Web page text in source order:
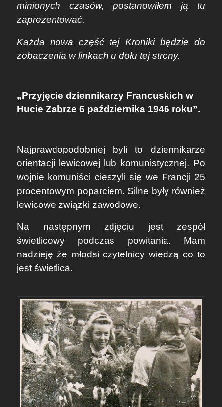
minionych czasów, postanowiłem ją tu
zaprezentować.
Każda nowa część tej Kroniki będzie do
zobaczenia w linkach u dołu tej strony.
„Przyjęcie dziennikarzy Francuskich w
Hucie Zabrze 6 października 1946 roku”.
Najprawdopodobniej byli to dziennikarze
orientacji lewicowej lub komunistycznej. Po
wojnie komuniści cieszyli się we Francji 25
procentowym poparciem. Silne były również
lewicowe związki zawodowe.
Na następnym zdjęciu jest zespół
świetlicowy podczas powitania. Mam
nadzieję że młodsi czytelnicy wiedzą co to
jest świetlica.